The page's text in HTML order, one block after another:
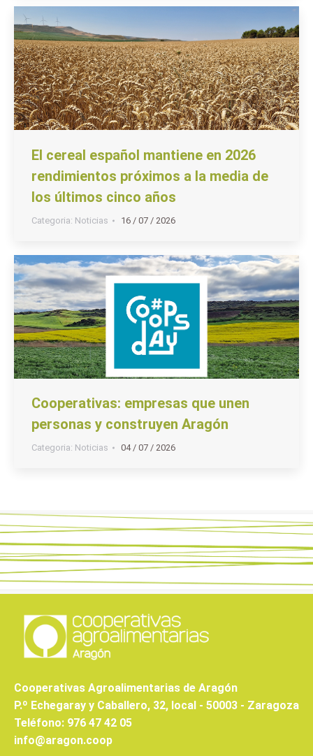
El cereal español mantiene en 2026
rendimientos próximos a la media de
los últimos cinco años
Categoria: Noticias 16 / 07 / 2026
Cooperativas: empresas que unen
personas y construyen Aragón
Categoria: Noticias 04 / 07 / 2026
Cooperativas Agroalimentarias de Aragón
P.º Echegaray y Caballero, 32, local - 50003 - Zaragoza
Teléfono: 976 47 42 05
info@aragon.coop